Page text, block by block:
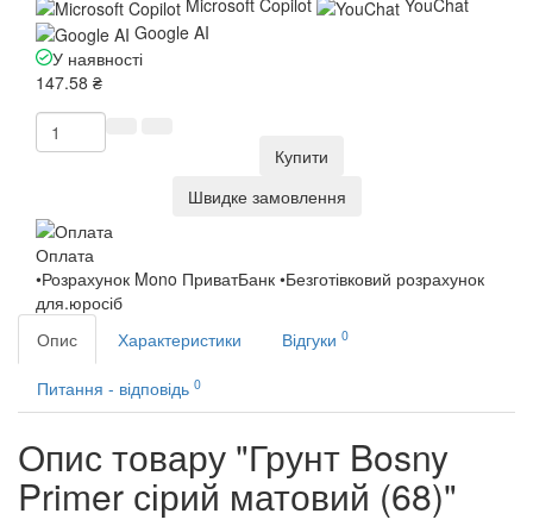
Microsoft Copilot
YouChat
Google AI
У наявності
147.58 ₴
Купити
Швидке замовлення
Оплата
•Розрахунок Mono ПриватБанк •Безготівковий розрахунок
для.юросіб
Опис
Характеристики Відгуки 0
Питання - відповідь 0
Опис товару "Грунт Bosny
Primer сірий матовий (68)"